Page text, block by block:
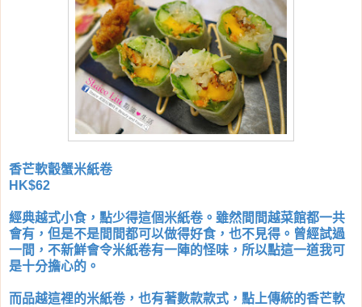
香芒軟瞉蟹米紙卷
HK$62
經典越式小食，點少得這個米紙卷。雖然間間越菜館都一共
會有，但是不是間間都可以做得好食，也不見得。曾經試過
一間，不新鮮會令米紙卷有一陣的怪味，所以點這一道我可
是十分擔心的。
而品越這裡的米紙卷，也有著數款款式，點上傳統的香芒軟